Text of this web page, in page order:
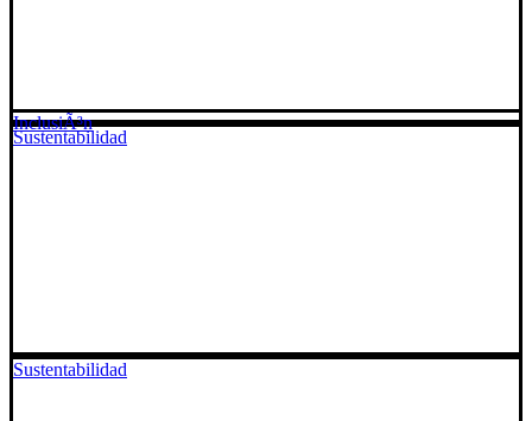
Sustentabilidad
Sustentabilidad
InclusiÃ³n